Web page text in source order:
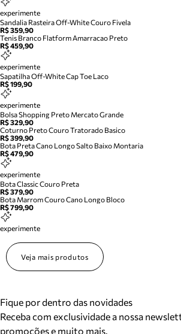
experimente
Sandalia Rasteira Off-White Couro Fivela
R$ 359,90
Tenis Branco Flatform Amarracao Preto
R$ 459,90
experimente
Sapatilha Off-White Cap Toe Laco
R$ 199,90
experimente
Bolsa Shopping Preto Mercato Grande
R$ 329,90
Coturno Preto Couro Tratorado Basico
R$ 399,90
Bota Preta Cano Longo Salto Baixo Montaria
R$ 479,90
experimente
Bota Classic Couro Preta
R$ 379,90
Bota Marrom Couro Cano Longo Bloco
R$ 799,90
experimente
Veja mais produtos
Fique por dentro das novidades
Receba com exclusividade a nossa
promoções e muito mais.